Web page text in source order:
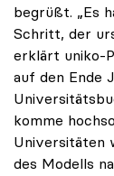
begrüßt. „Es
Schritt, der
erklärt uniko-
auf den Ende
komme
Universitäten
des Modells